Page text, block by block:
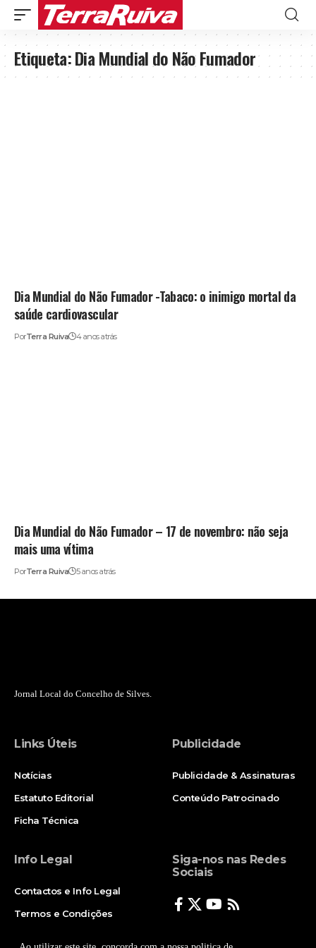
Etiqueta:Dia Mundial do Não Fumador
Dia Mundial do Não Fumador -Tabaco: o inimigo mortal da
saúde cardiovascular
PorTerra Ruiva 4 anos atrás
Dia Mundial do Não Fumador – 17 de novembro: não seja
mais uma vítima
PorTerra Ruiva 5 anos atrás
Jornal Local do Concelho de Silves.
Links Úteis
Notícias
Estatuto Editorial
Ficha Técnica
Publicidade
Publicidade & Assinaturas
Conteúdo Patrocinado
Info Legal
Contactos e Info Legal
Termos e Condições
Siga-nos nas Redes
Sociais